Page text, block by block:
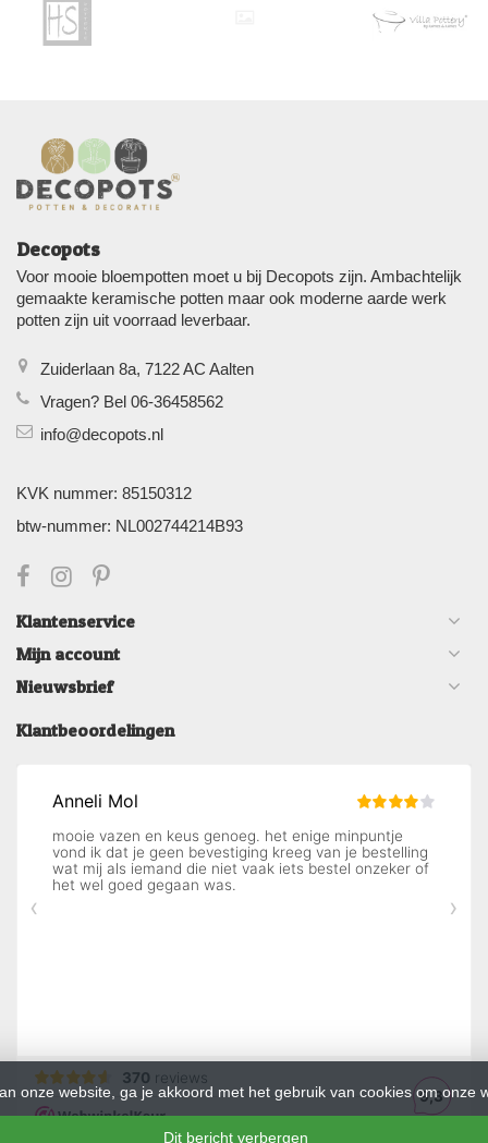
Decopots
Voor mooie bloempotten moet u bij Decopots zijn. Ambachtelijk
gemaakte keramische potten maar ook moderne aarde werk
potten zijn uit voorraad leverbaar.
Zuiderlaan 8a, 7122 AC Aalten
Vragen? Bel 06-36458562
info@decopots.nl
KVK nummer: 85150312
btw-nummer: NL002744214B93
Klantenservice
Mijn account
Nieuwsbrief
Klantbeoordelingen
onze website, ga je akkoord met het gebruik van cookies om onze
Dit bericht verbergen